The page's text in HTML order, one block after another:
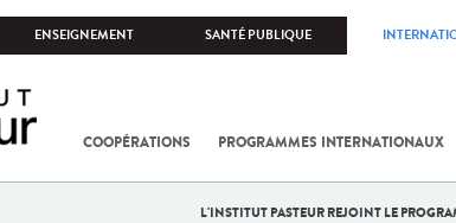
ENSEIGNEMENT SANTÉ PUBLIQUE
COOPÉRATIONS PROGRAMMES INTERNATIONAUX
L'INSTITUT PASTEUR REJOINT LE